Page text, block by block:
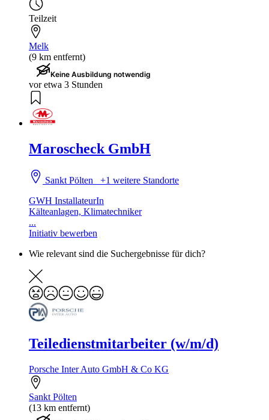
Teilzeit
Melk
(9 km entfernt)
Keine Ausbildung notwendig
vor etwa 3 Stunden
Maroscheck GmbH
Sankt Pölten+1 weitere Standorte
GWH InstallateurIn
Kälteanlagen, Klimatechniker
...
Initiativ bewerben
Wie relevant sind die Suchergebnisse für dich?
Teiledienstmitarbeiter (w/m/d)
Porsche Inter Auto GmbH & Co KG
Sankt Pölten
(13 km entfernt)